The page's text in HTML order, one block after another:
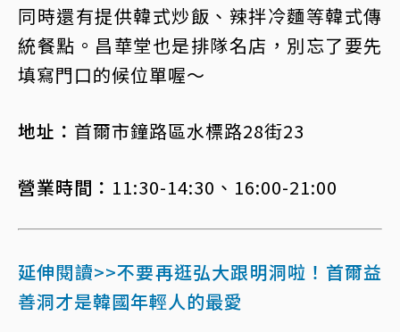
同時還有提供韓式炒飯、辣拌冷麵等韓式傳
統餐點。昌華堂也是排隊名店，別忘了要先
填寫門口的候位單喔～
地址： 首爾市鐘路區水標路28街23
營業時間： 11:30-14:30、16:00-21:00
延伸閱讀>>不要再逛弘大跟明洞啦！首爾益
善洞才是韓國年輕人的最愛